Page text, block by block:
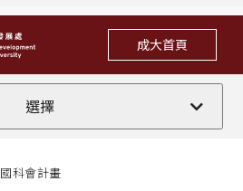
成大首頁
選擇
全部
國科會計畫